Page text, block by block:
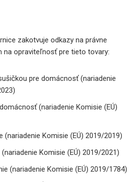
zakotvuje odkazy na právne
na opraviteľnosť pre tieto tovary:
pre domácnosť (nariadenie
(nariadenie Komisie (EÚ)
(nariadenie Komisie (EÚ) 2019/2019)
Komisie (EÚ) 2019/2021)
(nariadenie Komisie (EÚ) 2019/1784)